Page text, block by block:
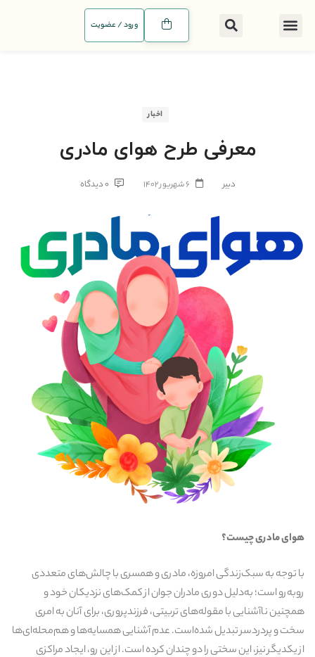
ورود / عضویت
اخبار
معرفی طرح هوای مادری
دبیر ۶ شهریور ۱۴۰۲ ۰ دیدگاه
هوای مادری چیست؟
با توجه به سبک‌زندگی امروزه، مادری و همسری با چالش‌های متعددی
روبه‌رو است؛ به‌دلیل دوری مادران جوان از کمک‌های نزدیکان خود و
همچنین ناآشنایی با مقوله‌های تربیتی، فرزندپروری، برای آنان به امری
سخت و پردردسر تبدیل شده‌است. عدم آشنایی همسایه‌ها و هم‌محله‌ای‌ها
از یکدیگر نیز، این سختی را دو چندان کرده است. از این رو، ایجاد مراکزی